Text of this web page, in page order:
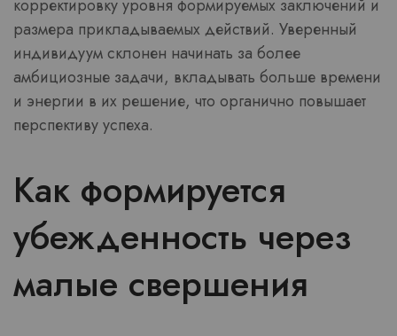
корректировку уровня формируемых заключений и
размера прикладываемых действий. Уверенный
индивидуум склонен начинать за более
амбициозные задачи, вкладывать больше времени
и энергии в их решение, что органично повышает
перспективу успеха.
Как формируется
убежденность через
малые свершения